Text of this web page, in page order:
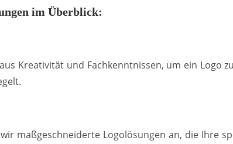
im Überblick:
Kreativität und Fachkenntnissen, um ein Logo
maßgeschneiderte Logolösungen an, die Ihre